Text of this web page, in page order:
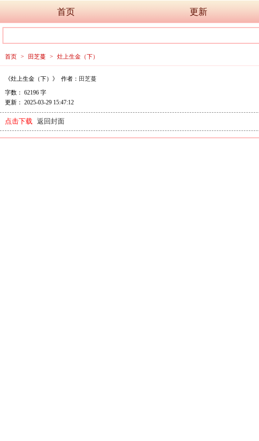
首页 更新
首页 > 田芝蔓 > 灶上生金（下）
《灶上生金（下）》 作者： 田芝蔓
字数： 62196 字
更新： 2025-03-29 15:47:12
点击下载 返回封面